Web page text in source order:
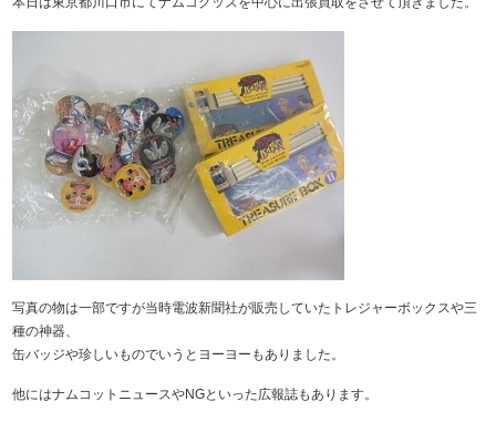
写真の物は一部ですが当時電波新聞社が販売していたトレジャーボックスや三
種の神器、
缶バッジや珍しいものでいうとヨーヨーもありました。
他にはナムコットニュースやNGといった広報誌もあります。